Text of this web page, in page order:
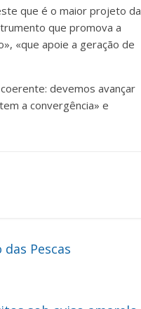
que é o maior projeto da
que promova a
«que apoie a geração de
devemos avançar
a convergência» e
Pescas